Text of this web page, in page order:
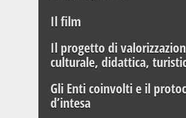
Il film
Il progetto di
culturale, didattica,
Gli Enti coinvolti e il
d’intesa